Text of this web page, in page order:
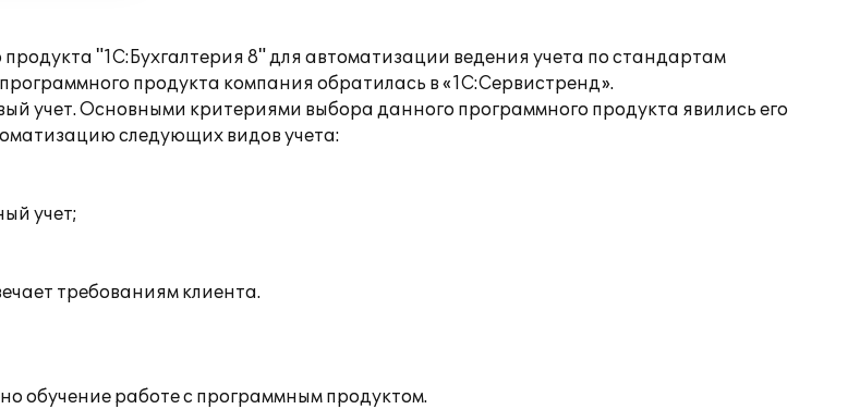
"1С:Бухгалтерия 8" для автоматизации ведения учета по стандартам
продукта компания обратилась в «1С:Cервистренд».
учет. Основными критериями выбора данного программного продукта явились его
следующих видов учета:
учет;
требованиям клиента.
обучение работе с программным продуктом.